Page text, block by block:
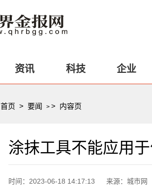
资讯 科技 企业
首页 > 要闻 > > 内容页
涂抹工具不能应用
时间：2023-06-18 14:17:13 来源：城市网